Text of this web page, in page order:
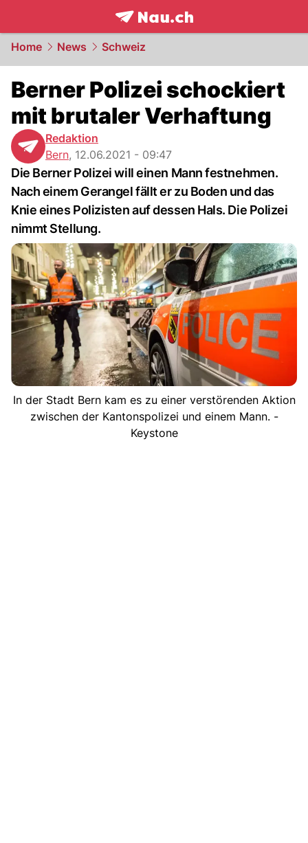
frontpage.NAU.ch
Home News Schweiz
Berner Polizei schockiert
mit brutaler Verhaftung
Redaktion
Bern, 12.06.2021 - 09:47
Die Berner Polizei will einen Mann festnehmen.
Nach einem Gerangel fällt er zu Boden und das
Knie eines Polizisten auf dessen Hals. Die Polizei
nimmt Stellung.
In der Stadt Bern kam es zu einer verstörenden Aktion
zwischen der Kantonspolizei und einem Mann. -
Keystone